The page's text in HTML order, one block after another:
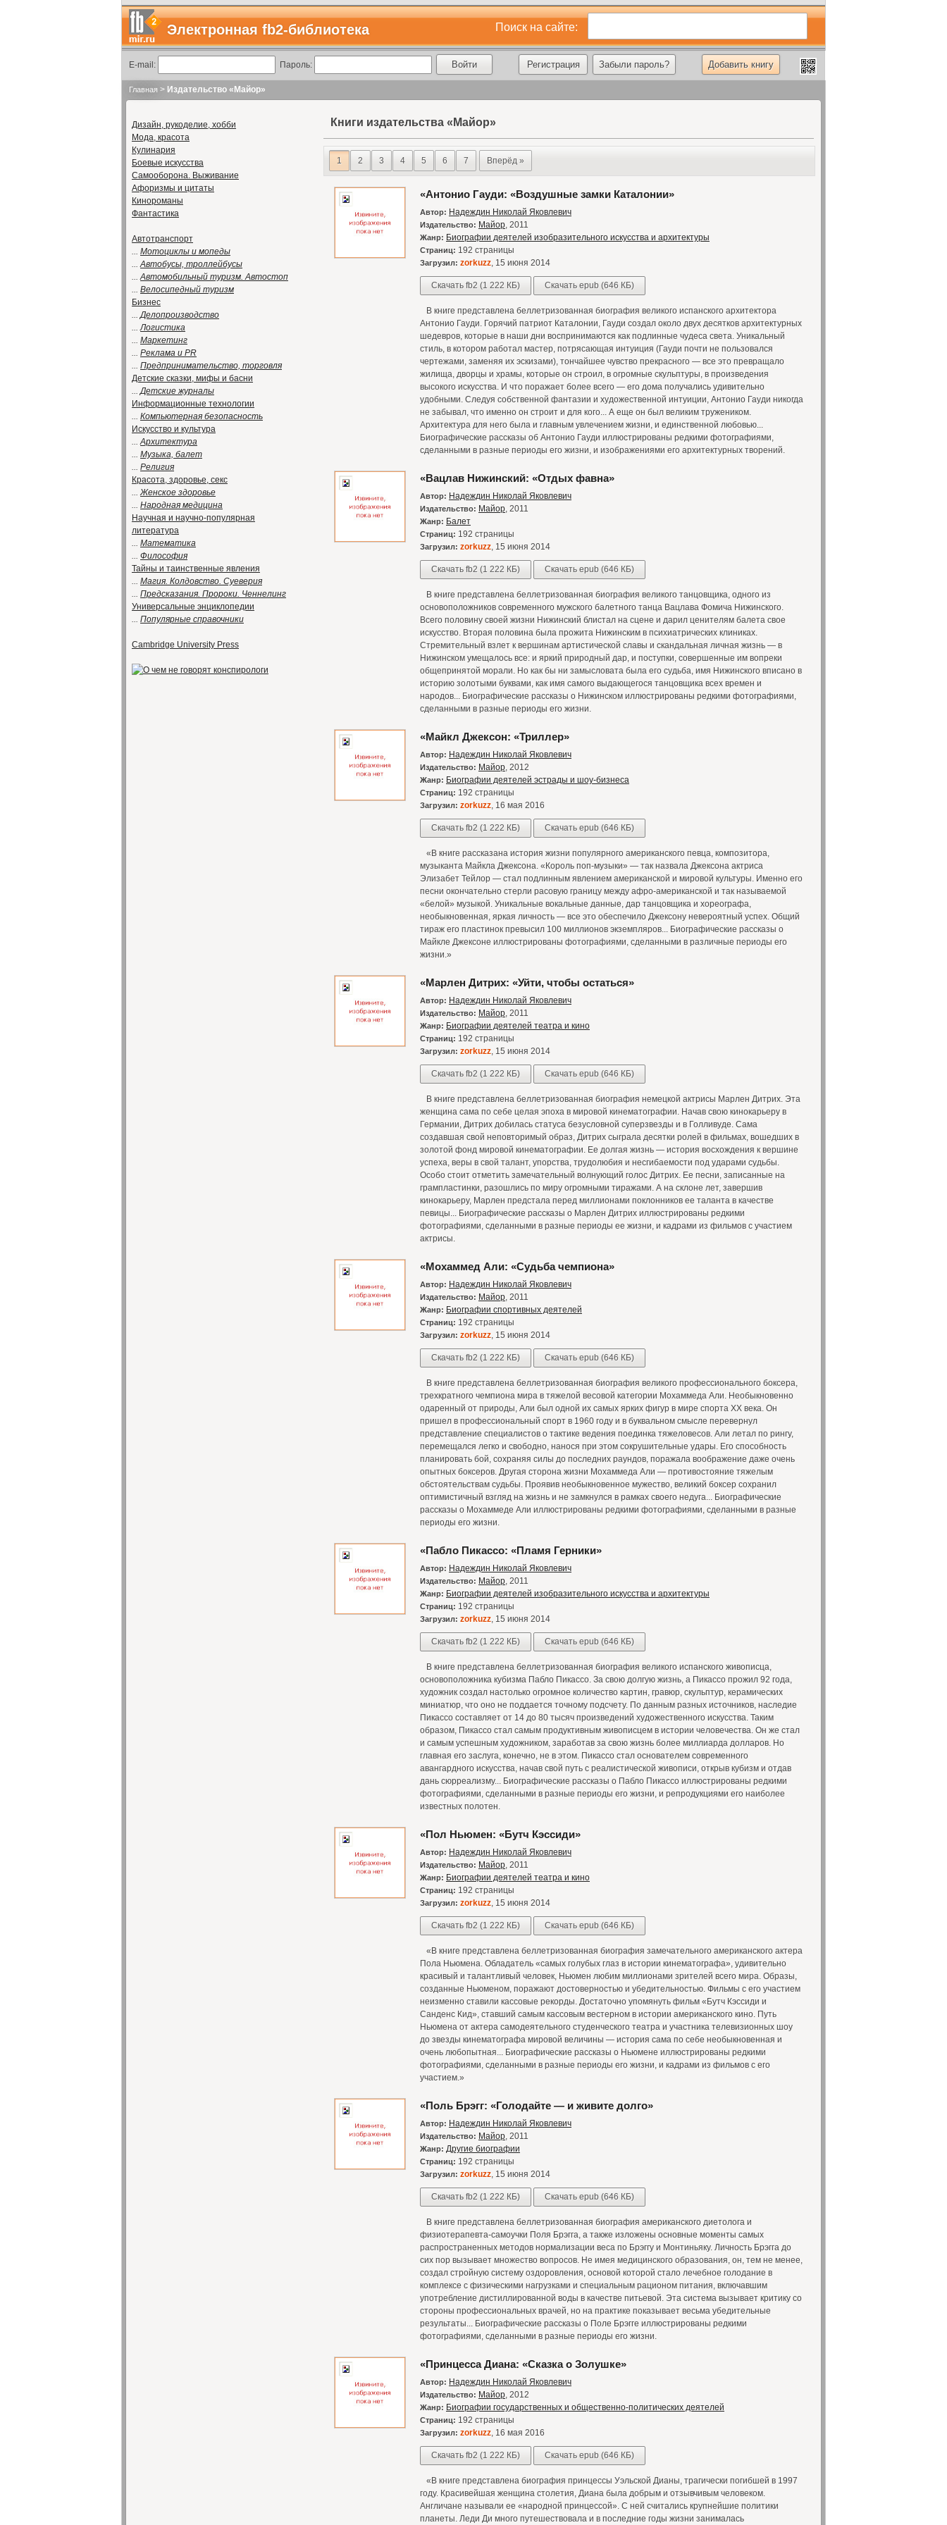
Электронная fb2-библиотека Поиск на сайте:
E-mail: Пароль: Регистрация Забыли пароль? Добавить книгу
Главная > Издательство «Майор»
Дизайн, рукоделие, хобби
Мода, красота
Кулинария
Боевые искусства
Самооборона. Выживание
Афоризмы и цитаты
Кинороманы
Фантастика
Автотранспорт
... Мотоциклы и мопеды
...Автобусы, троллейбусы
...Автомобильный туризм. Автостоп
... Велосипедный туризм
Бизнес
...Делопроизводство
...Логистика
... Маркетинг
... Реклама и PR
... Предпринимательство, торговля
Детские сказки, мифы и басни
...Детские журналы
Информационные технологии
... Компьютерная безопасность
Искусство и культура
...Архитектура
... Музыка, балет
... Религия
Красота, здоровье, секс
...Женское здоровье
... Народная медицина
Научная и научно-популярная
литература
... Математика
... Философия
Тайны и таинственные явления
... Магия. Колдовство. Суеверия
... Предсказания. Пророки. Ченнелинг
Универсальные энциклопедии
... Популярные справочники
Cambridge University Press
Книги издательства «Майор»
1 2 3 4 5 6 7 Вперёд »
«Антонио Гауди: «Воздушные замки Каталонии»
Автор: Надеждин Николай Яковлевич
Издательство: Майор, 2011
Жанр: Биографии деятелей изобразительного искусства и архитектуры
Страниц: 192 страницы
Загрузил: zorkuzz, 15 июня 2014
Скачать fb2 (1 222 КБ) Скачать epub (646 КБ)
В книге представлена беллетризованная биография великого испанского архитектора
Антонио Гауди. Горячий патриот Каталонии, Гауди создал около двух десятков архитектурных
шедевров, которые в наши дни воспринимаются как подлинные чудеса света. Уникальный
стиль, в котором работал мастер, потрясающая интуиция (Гауди почти не пользовался
чертежами, заменяя их эскизами), тончайшее чувство прекрасного — все это превращало
жилища, дворцы и храмы, которые он строил, в огромные скульптуры, в произведения
высокого искусства. И что поражает более всего — его дома получались удивительно
удобными. Следуя собственной фантазии и художественной интуиции, Антонио Гауди никогда
не забывал, что именно он строит и для кого... А еще он был великим тружеником.
Архитектура для него была и главным увлечением жизни, и единственной любовью...
Биографические рассказы об Антонио Гауди иллюстрированы редкими фотографиями,
сделанными в разные периоды его жизни, и изображениями его архитектурных творений.
«Вацлав Нижинский: «Отдых фавна»
Автор: Надеждин Николай Яковлевич
Издательство: Майор, 2011
Жанр: Балет
Страниц: 192 страницы
Загрузил: zorkuzz, 15 июня 2014
Скачать fb2 (1 222 КБ) Скачать epub (646 КБ)
В книге представлена беллетризованная биография великого танцовщика, одного из
основоположников современного мужского балетного танца Вацлава Фомича Нижинского.
Всего половину своей жизни Нижинский блистал на сцене и дарил ценителям балета свое
искусство. Вторая половина была прожита Нижинским в психиатрических клиниках.
Стремительный взлет к вершинам артистической славы и скандальная личная жизнь — в
Нижинском умещалось все: и яркий природный дар, и поступки, совершенные им вопреки
общепринятой морали. Но как бы ни замысловата была его судьба, имя Нижинского вписано в
историю золотыми буквами, как имя самого выдающегося танцовщика всех времен и
народов... Биографические рассказы о Нижинском иллюстрированы редкими фотографиями,
сделанными в разные периоды его жизни.
«Майкл Джексон: «Триллер»
Автор: Надеждин Николай Яковлевич
Издательство: Майор, 2012
Жанр: Биографии деятелей эстрады и шоу-бизнеса
Страниц: 192 страницы
Загрузил: zorkuzz, 16 мая 2016
Скачать fb2 (1 222 КБ) Скачать epub (646 КБ)
«В книге рассказана история жизни популярного американского певца, композитора,
музыканта Майкла Джексона. «Король поп-музыки» — так назвала Джексона актриса
Элизабет Тейлор — стал подлинным явлением американской и мировой культуры. Именно его
песни окончательно стерли расовую границу между афро-американской и так называемой
«белой» музыкой. Уникальные вокальные данные, дар танцовщика и хореографа,
необыкновенная, яркая личность — все это обеспечило Джексону невероятный успех. Общий
тираж его пластинок превысил 100 миллионов экземпляров... Биографические рассказы о
Майкле Джексоне иллюстрированы фотографиями, сделанными в различные периоды его
жизни.»
«Марлен Дитрих: «Уйти, чтобы остаться»
Автор: Надеждин Николай Яковлевич
Издательство: Майор, 2011
Жанр: Биографии деятелей театра и кино
Страниц: 192 страницы
Загрузил: zorkuzz, 15 июня 2014
Скачать fb2 (1 222 КБ) Скачать epub (646 КБ)
В книге представлена беллетризованная биография немецкой актрисы Марлен Дитрих. Эта
женщина сама по себе целая эпоха в мировой кинематографии. Начав свою кинокарьеру в
Германии, Дитрих добилась статуса безусловной суперзвезды и в Голливуде. Сама
создавшая свой неповторимый образ, Дитрих сыграла десятки ролей в фильмах, вошедших в
золотой фонд мировой кинематографии. Ее долгая жизнь — история восхождения к вершине
успеха, веры в свой талант, упорства, трудолюбия и несгибаемости под ударами судьбы.
Особо стоит отметить замечательный волнующий голос Дитрих. Ее песни, записанные на
грампластинки, разошлись по миру огромными тиражами. А на склоне лет, завершив
кинокарьеру, Марлен предстала перед миллионами поклонников ее таланта в качестве
певицы... Биографические рассказы о Марлен Дитрих иллюстрированы редкими
фотографиями, сделанными в разные периоды ее жизни, и кадрами из фильмов с участием
актрисы.
«Мохаммед Али: «Судьба чемпиона»
Автор: Надеждин Николай Яковлевич
Издательство: Майор, 2011
Жанр: Биографии спортивных деятелей
Страниц: 192 страницы
Загрузил: zorkuzz, 15 июня 2014
Скачать fb2 (1 222 КБ) Скачать epub (646 КБ)
В книге представлена беллетризованная биография великого профессионального боксера,
трехкратного чемпиона мира в тяжелой весовой категории Мохаммеда Али. Необыкновенно
одаренный от природы, Али был одной их самых ярких фигур в мире спорта XX века. Он
пришел в профессиональный спорт в 1960 году и в буквальном смысле перевернул
представление специалистов о тактике ведения поединка тяжеловесов. Али летал по рингу,
перемещался легко и свободно, нанося при этом сокрушительные удары. Его способность
планировать бой, сохраняя силы до последних раундов, поражала воображение даже очень
опытных боксеров. Другая сторона жизни Мохаммеда Али — противостояние тяжелым
обстоятельствам судьбы. Проявив необыкновенное мужество, великий боксер сохранил
оптимистичный взгляд на жизнь и не замкнулся в рамках своего недуга... Биографические
рассказы о Мохаммеде Али иллюстрированы редкими фотографиями, сделанными в разные
периоды его жизни.
«Пабло Пикассо: «Пламя Герники»
Автор: Надеждин Николай Яковлевич
Издательство: Майор, 2011
Жанр: Биографии деятелей изобразительного искусства и архитектуры
Страниц: 192 страницы
Загрузил: zorkuzz, 15 июня 2014
Скачать fb2 (1 222 КБ) Скачать epub (646 КБ)
В книге представлена беллетризованная биография великого испанского живописца,
основоположника кубизма Пабло Пикассо. За свою долгую жизнь, а Пикассо прожил 92 года,
художник создал настолько огромное количество картин, гравюр, скульптур, керамических
миниатюр, что оно не поддается точному подсчету. По данным разных источников, наследие
Пикассо составляет от 14 до 80 тысяч произведений художественного искусства. Таким
образом, Пикассо стал самым продуктивным живописцем в истории человечества. Он же стал
и самым успешным художником, заработав за свою жизнь более миллиарда долларов. Но
главная его заслуга, конечно, не в этом. Пикассо стал основателем современного
авангардного искусства, начав свой путь с реалистической живописи, открыв кубизм и отдав
дань сюрреализму... Биографические рассказы о Пабло Пикассо иллюстрированы редкими
фотографиями, сделанными в разные периоды его жизни, и репродукциями его наиболее
известных полотен.
«Пол Ньюмен: «Бутч Кэссиди»
Автор: Надеждин Николай Яковлевич
Издательство: Майор, 2011
Жанр: Биографии деятелей театра и кино
Страниц: 192 страницы
Загрузил: zorkuzz, 15 июня 2014
Скачать fb2 (1 222 КБ) Скачать epub (646 КБ)
«В книге представлена беллетризованная биография замечательного американского актера
Пола Ньюмена. Обладатель «самых голубых глаз в истории кинематографа», удивительно
красивый и талантливый человек, Ньюмен любим миллионами зрителей всего мира. Образы,
созданные Ньюменом, поражают достоверностью и убедительностью. Фильмы с его участием
неизменно ставили кассовые рекорды. Достаточно упомянуть фильм «Бутч Кэссиди и
Санденс Кид», ставший самым кассовым вестерном в истории американского кино. Путь
Ньюмена от актера самодеятельного студенческого театра и участника телевизионных шоу
до звезды кинематографа мировой величины — история сама по себе необыкновенная и
очень любопытная... Биографические рассказы о Ньюмене иллюстрированы редкими
фотографиями, сделанными в разные периоды его жизни, и кадрами из фильмов с его
участием.»
«Поль Брэгг: «Голодайте — и живите долго»
Автор: Надеждин Николай Яковлевич
Издательство: Майор, 2011
Жанр: Другие биографии
Страниц: 192 страницы
Загрузил: zorkuzz, 15 июня 2014
Скачать fb2 (1 222 КБ) Скачать epub (646 КБ)
В книге представлена беллетризованная биография американского диетолога и
физиотерапевта-самоучки Поля Брэгга, а также изложены основные моменты самых
распространенных методов нормализации веса по Брэггу и Монтиньяку. Личность Брэгга до
сих пор вызывает множество вопросов. Не имея медицинского образования, он, тем не менее,
создал стройную систему оздоровления, основой которой стало лечебное голодание в
комплексе с физическими нагрузками и специальным рационом питания, включавшим
употребление дистиллированной воды в качестве питьевой. Эта система вызывает критику со
стороны профессиональных врачей, но на практике показывает весьма убедительные
результаты... Биографические рассказы о Поле Брэгге иллюстрированы редкими
фотографиями, сделанными в разные периоды его жизни.
«Принцесса Диана: «Сказка о Золушке»
Автор: Надеждин Николай Яковлевич
Издательство: Майор, 2012
Жанр: Биографии государственных и общественно-политических деятелей
Страниц: 192 страницы
Загрузил: zorkuzz, 16 мая 2016
Скачать fb2 (1 222 КБ) Скачать epub (646 КБ)
«В книге представлена биография принцессы Уэльской Дианы, трагически погибшей в 1997
году. Красивейшая женщина столетия, Диана была добрым и отзывчивым человеком.
Англичане называли ее «народной принцессой». С ней считались крупнейшие политики
планеты. Леди Ди много путешествовала и в последние годы жизни занималась